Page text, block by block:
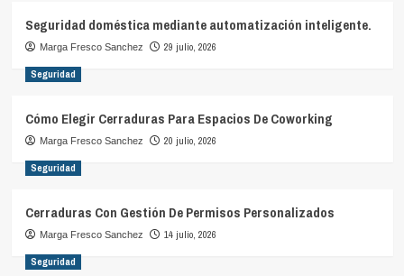
Seguridad doméstica mediante automatización inteligente.
Marga Fresco Sanchez 29 julio, 2026
Seguridad
Cómo Elegir Cerraduras Para Espacios De Coworking
Marga Fresco Sanchez 20 julio, 2026
Seguridad
Cerraduras Con Gestión De Permisos Personalizados
Marga Fresco Sanchez 14 julio, 2026
Seguridad